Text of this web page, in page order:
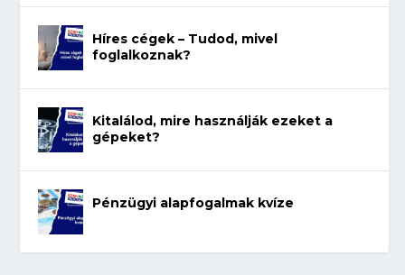
Híres cégek – Tudod, mivel
foglalkoznak?
Kitalálod, mire használják ezeket a
gépeket?
Pénzügyi alapfogalmak kvíze